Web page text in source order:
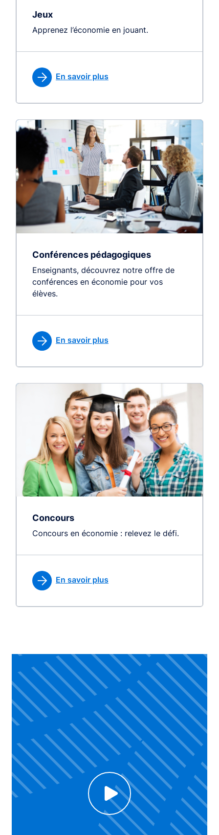
Jeux
Apprenez l’économie en jouant.
En savoir plus
Conférences pédagogiques
Enseignants, découvrez notre offre de
conférences en économie pour vos
élèves.
En savoir plus
Concours
Concours en économie : relevez le défi.
En savoir plus
Voir la vidéo
Click to enable Youtube cookies and see content